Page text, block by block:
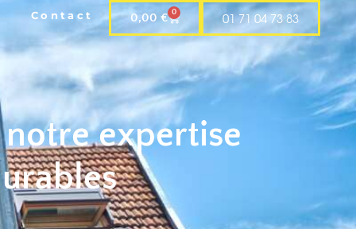
Contact 0,00€ 0 01 71 04 73 83
expertise